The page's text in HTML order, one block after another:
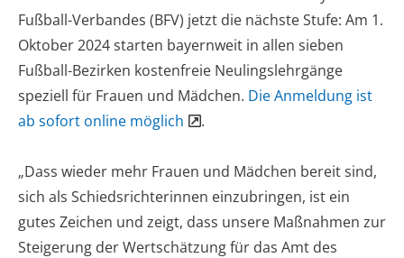
Fußball-Verbandes (BFV) jetzt die nächste Stufe: Am 1.
Oktober 2024 starten bayernweit in allen sieben
Fußball-Bezirken kostenfreie Neulingslehrgänge
speziell für Frauen und Mädchen. Die Anmeldung ist
ab sofort online möglich
.
„Dass wieder mehr Frauen und Mädchen bereit sind,
sich als Schiedsrichterinnen einzubringen, ist ein
gutes Zeichen und zeigt, dass unsere Maßnahmen zur
Steigerung der Wertschätzung für das Amt des